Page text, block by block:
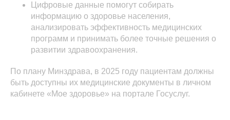
Цифровые данные помогут собирать
информацию о здоровье населения,
анализировать эффективность медицинских
программ и принимать более точные решения о
развитии здравоохранения.
По плану Минздрава, в 2025 году пациентам должны
быть доступны их медицинские документы в личном
кабинете «Мое здоровье» на портале Госуслуг.